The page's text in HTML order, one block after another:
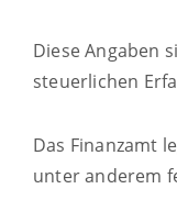
Diese Angaben
steuerlichen
Das Finanzamt
unter anderem